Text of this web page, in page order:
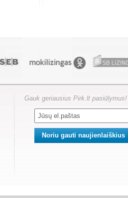
Gauk geriausius Pirk.lt pasiūlymus!